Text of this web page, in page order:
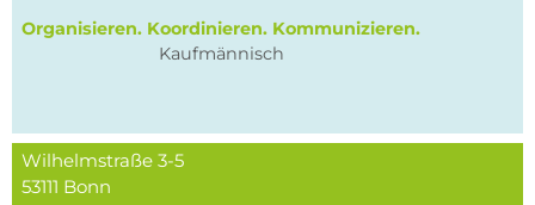
Organisieren. Koordinieren. Kommunizieren.
Kaufmännisch
Wilhelmstraße 3-5
53111 Bonn